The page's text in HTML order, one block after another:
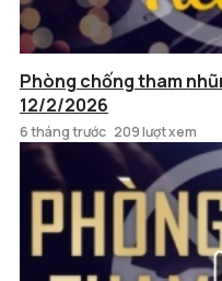
Phòng chống tham
12/2/2026
6 tháng trước 209 lượt xem